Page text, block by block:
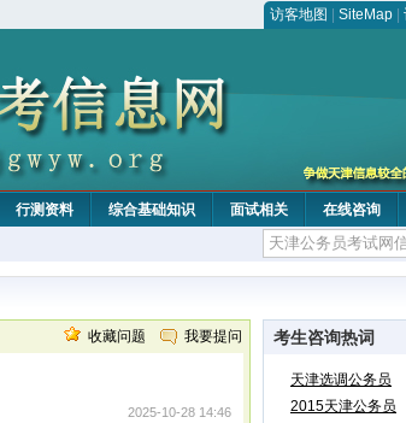
访客地图 SiteMap
行测资料 综合基础知识 面试相关 在线咨询
收藏问题 我要提问
2025-10-28 14:46
考生咨询热词
天津选调公务员
2015天津公务员